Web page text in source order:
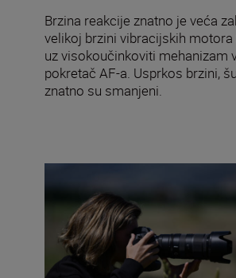
Brzina reakcije znatno je veća
velikoj brzini vibracijskih motora
uz visokoučinkoviti mehanizam
pokretač AF-a. Usprkos brzini,
znatno su smanjeni.